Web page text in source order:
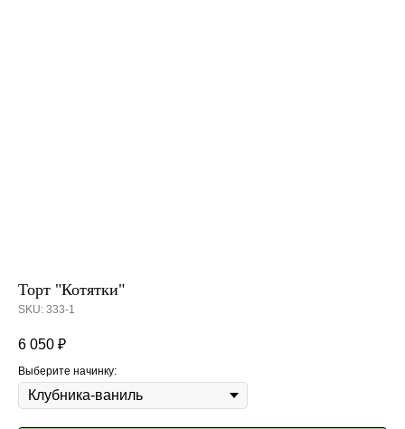
Торт "Котятки"
SKU: 333-1
6 050 ₽
Выберите начинку: